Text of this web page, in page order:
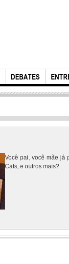
DEBATES
Você pai, você mãe já
Cats, e outros mais?